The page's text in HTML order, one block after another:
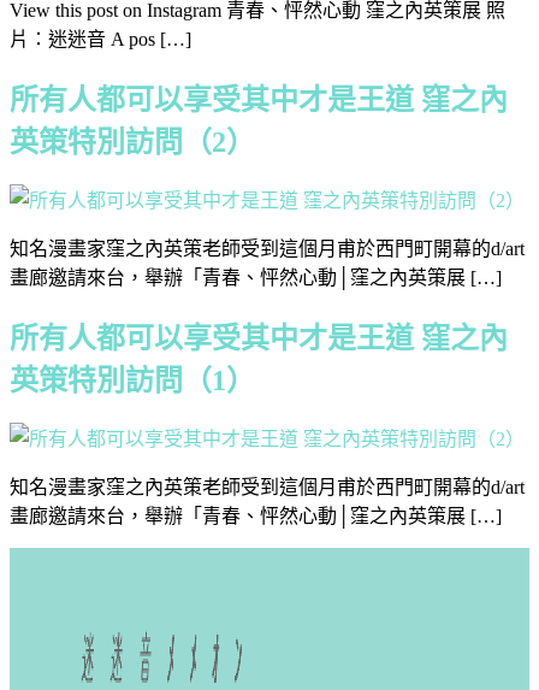
View this post on Instagram 青春、怦然心動 窪之內英策展 照
片：迷迷音 A pos […]
所有人都可以享受其中才是王道 窪之內
英策特別訪問（2）
知名漫畫家窪之內英策老師受到這個月甫於西門町開幕的d/art
畫廊邀請來台，舉辦「青春、怦然心動│窪之內英策展 […]
所有人都可以享受其中才是王道 窪之內
英策特別訪問（1）
知名漫畫家窪之內英策老師受到這個月甫於西門町開幕的d/art
畫廊邀請來台，舉辦「青春、怦然心動│窪之內英策展 […]